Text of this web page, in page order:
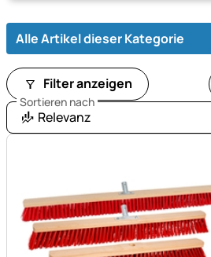
Alle Artikel dieser Kategorie
Filter anzeigen
Sortieren nach
Relevanz